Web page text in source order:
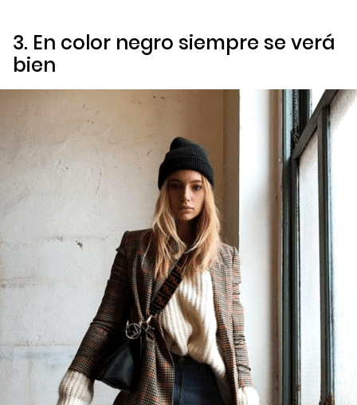
3. En color negro siempre se verá
bien